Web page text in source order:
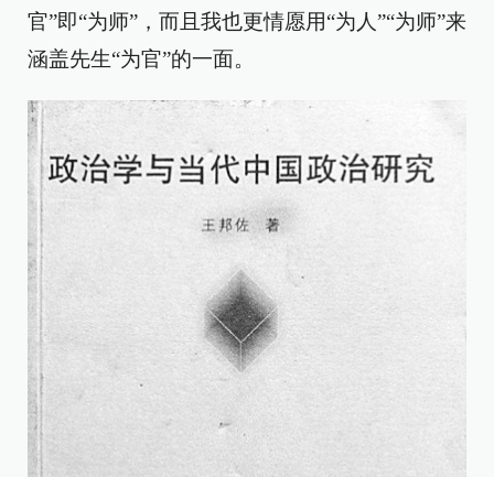
官”即“为师”，而且我也更情愿用“为人”“为师”来
涵盖先生“为官”的一面。